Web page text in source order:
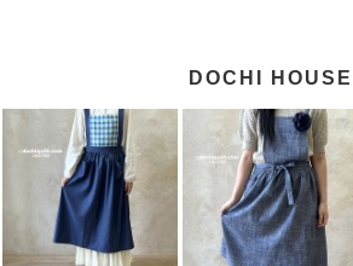
DOCHI HOUSE